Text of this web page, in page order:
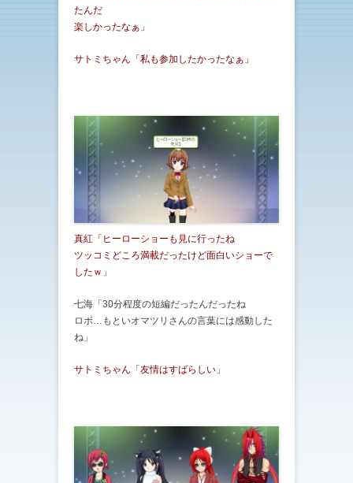
たんだ
楽しかったなぁ」
サトミちゃん「私も参加したかったなぁ」
真紅「ヒーローショーも見に行ったね
ツッコミどころ満載だったけど面白いショーで
したｗ」
七海「30分程度の短編だったんだったね
ロボ…もといオマツリさんの言葉には感動した
ね」
サトミちゃん「友情はすばらしい」